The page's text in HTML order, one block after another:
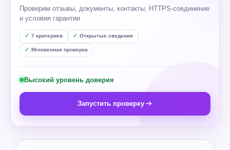
Проверим отзывы, документы, контакты, HTTPS-соединение
и условия гарантии
7 критериев Открытые сведения
Мгновенная проверка
Высокий уровень доверия
Запустить проверку